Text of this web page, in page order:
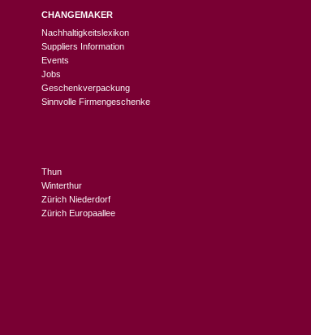
CHANGEMAKER
Nachhaltigkeitslexikon
Suppliers Information
Events
Jobs
Geschenkverpackung
Sinnvolle Firmengeschenke
Thun
Winterthur
Zürich Niederdorf
Zürich Europaallee